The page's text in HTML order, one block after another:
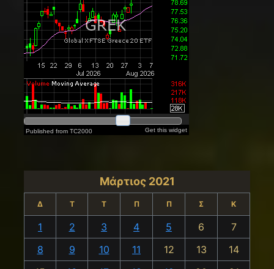
Μάρτιος 2021
Δ Τ Τ Π Π Σ Κ
1 2 3 4 5 6
7
8
9 10 11 12 13
14